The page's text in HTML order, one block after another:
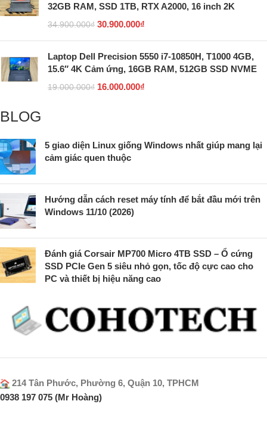
32GB RAM, SSD 1TB, RTX A2000, 16 inch 2K
34.900.000₫ 30.900.000₫
Laptop Dell Precision 5550 i7-10850H, T1000 4GB,
15.6″ 4K Cảm ứng, 16GB RAM, 512GB SSD NVME
19.000.000₫ 16.000.000₫
BLOG
5 giao diện Linux giống Windows nhất giúp mang lại
cảm giác quen thuộc
Hướng dẫn cách reset máy tính để bắt đầu mới trên
Windows 11/10 (2026)
Đánh giá Corsair MP700 Micro 4TB SSD – Ổ cứng
SSD PCIe Gen 5 siêu nhỏ gọn, tốc độ cực cao cho
PC và thiết bị hiệu năng cao
214 Tân Phước, Phường 6, Quận 10, TPHCM
0938 197 075 (Mr Hoàng)